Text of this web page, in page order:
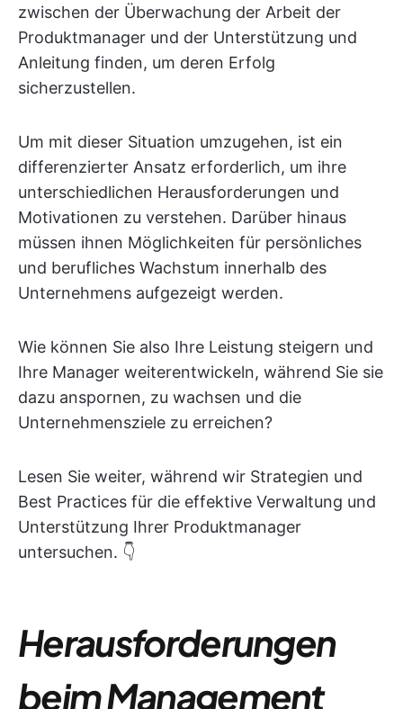
zwischen der Überwachung der Arbeit der
Produktmanager und der Unterstützung und
Anleitung finden, um deren Erfolg
sicherzustellen.
Um mit dieser Situation umzugehen, ist ein
differenzierter Ansatz erforderlich, um ihre
unterschiedlichen Herausforderungen und
Motivationen zu verstehen. Darüber hinaus
müssen ihnen Möglichkeiten für persönliches
und berufliches Wachstum innerhalb des
Unternehmens aufgezeigt werden.
Wie können Sie also Ihre Leistung steigern und
Ihre Manager weiterentwickeln, während Sie sie
dazu anspornen, zu wachsen und die
Unternehmensziele zu erreichen?
Lesen Sie weiter, während wir Strategien und
Best Practices für die effektive Verwaltung und
Unterstützung Ihrer Produktmanager
untersuchen. 👇
Herausforderungen
beim Management